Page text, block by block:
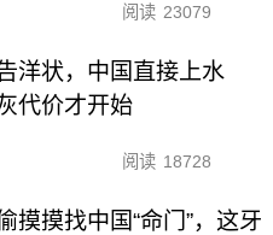
阅读 23079
洋状，中国直接上水
代价才开始
阅读 18728
摸摸找中国“命门”，这牙